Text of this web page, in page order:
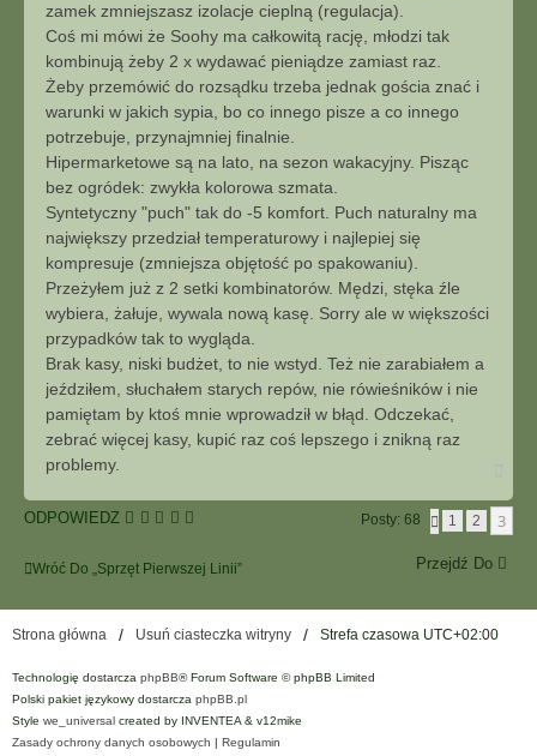
zamek zmniejszasz izolacje cieplną (regulacja).
Coś mi mówi że Soohy ma całkowitą rację, młodzi tak
kombinują żeby 2 x wydawać pieniądze zamiast raz.
Żeby przemówić do rozsądku trzeba jednak gościa znać i
warunki w jakich sypia, bo co innego pisze a co innego
potrzebuje, przynajmniej finalnie.
Hipermarketowe są na lato, na sezon wakacyjny. Pisząc
bez ogródek: zwykła kolorowa szmata.
Syntetyczny "puch" tak do -5 komfort. Puch naturalny ma
największy przedział temperaturowy i najlepiej się
kompresuje (zmniejsza objętość po spakowaniu).
Przeżyłem już z 2 setki kombinatorów. Mędzi, stęka źle
wybiera, żałuje, wywala nową kasę. Sorry ale w większości
przypadków tak to wygląda.
Brak kasy, niski budżet, to nie wstyd. Też nie zarabiałem a
jeździłem, słuchałem starych repów, nie rówieśników i nie
pamiętam by ktoś mnie wprowadził w błąd. Odczekać,
zebrać więcej kasy, kupić raz coś lepszego i znikną raz
problemy.
g
ó
ę
ODPOWIEDZ Posty: 68
P
O
P
R
N
1 2 3
Wróć Do „Sprzęt Pierwszej Linii” Przejdź Do
Strona główna Usuń ciasteczka witryny Strefa czasowa UTC+02:00
Technologię dostarcza phpBB® Forum Software © phpBB Limited
Polski pakiet językowy dostarcza phpBB.pl
Style we_universal created by INVENTEA & v12mike
Zasady ochrony danych osobowych | Regulamin